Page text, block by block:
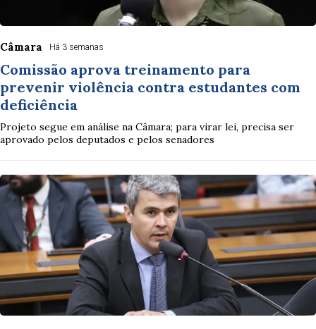
Câmara Há 3 semanas
Comissão aprova treinamento para
prevenir violência contra estudantes com
deficiência
Projeto segue em análise na Câmara; para virar lei, precisa ser
aprovado pelos deputados e pelos senadores